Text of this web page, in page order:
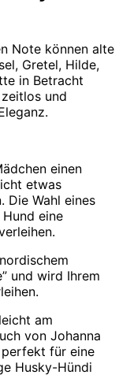
Note können alte
Gretel, Hilde,
in Betracht
und
einen
etwas
Die Wahl eines
eine
und wird Ihrem
am
von Johanna
für eine
Husky-Hündi